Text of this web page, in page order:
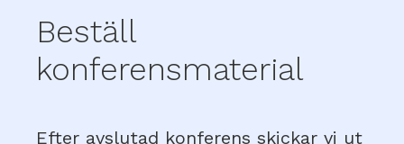
Beställ
konferensmaterial
Efter avslutad konferens skickar vi ut